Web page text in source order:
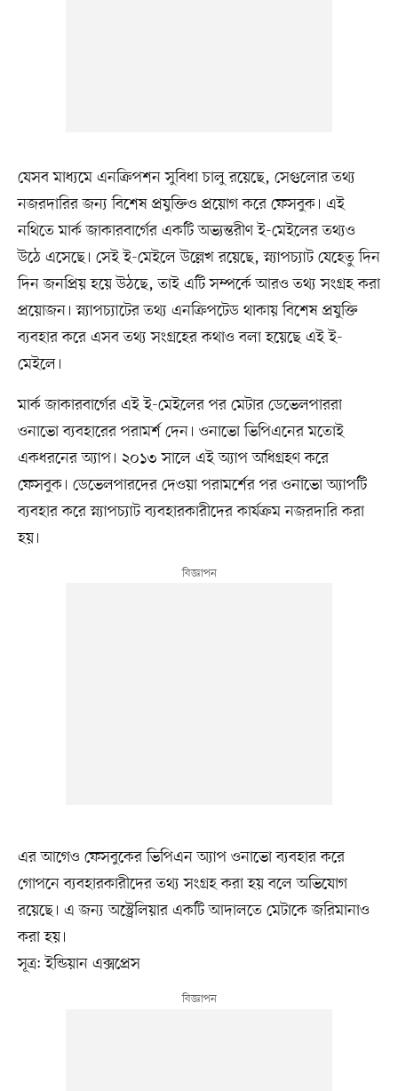
যেসব মাধ্যমে এনক্রিপশন সুবিধা চালু রয়েছে, সেগুলোর তথ্য
নজরদারির জন্য বিশেষ প্রযুক্তিও প্রয়োগ করে ফেসবুক। এই
নথিতে মার্ক জাকারবার্গের একটি অভ্যন্তরীণ ই-মেইলের তথ্যও
উঠে এসেছে। সেই ই-মেইলে উল্লেখ রয়েছে, স্ন্যাপচ্যাট যেহেতু দিন
দিন জনপ্রিয় হয়ে উঠছে, তাই এটি সম্পর্কে আরও তথ্য সংগ্রহ করা
প্রয়োজন। স্ন্যাপচ্যাটের তথ্য এনক্রিপটেড থাকায় বিশেষ প্রযুক্তি
ব্যবহার করে এসব তথ্য সংগ্রহের কথাও বলা হয়েছে এই ই-
মেইলে।
মার্ক জাকারবার্গের এই ই-মেইলের পর মেটার ডেভেলপাররা
ওনাভো ব্যবহারের পরামর্শ দেন। ওনাভো ভিপিএনের মতোই
একধরনের অ্যাপ। ২০১৩ সালে এই অ্যাপ অধিগ্রহণ করে
ফেসবুক। ডেভেলপারদের দেওয়া পরামর্শের পর ওনাভো অ্যাপটি
ব্যবহার করে স্ন্যাপচ্যাট ব্যবহারকারীদের কার্যক্রম নজরদারি করা
হয়।
এর আগেও ফেসবুকের ভিপিএন অ্যাপ ওনাভো ব্যবহার করে
গোপনে ব্যবহারকারীদের তথ্য সংগ্রহ করা হয় বলে অভিযোগ
রয়েছে। এ জন্য অস্ট্রেলিয়ার একটি আদালতে মেটাকে জরিমানাও
করা হয়।
সূত্র: ইন্ডিয়ান এক্সপ্রেস